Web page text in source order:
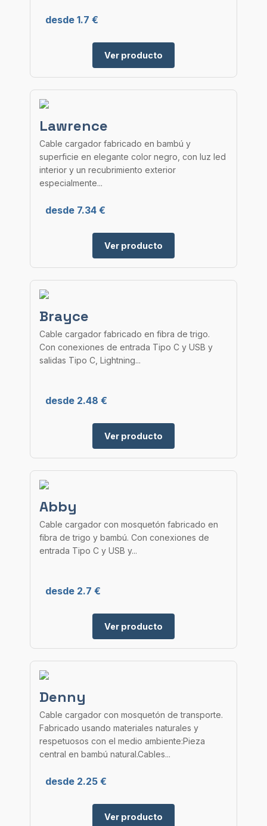
desde 1.7 €
Ver producto
Lawrence
Cable cargador fabricado en bambú y
superficie en elegante color negro, con luz led
interior y un recubrimiento exterior
especialmente...
desde 7.34 €
Ver producto
Brayce
Cable cargador fabricado en fibra de trigo.
Con conexiones de entrada Tipo C y USB y
salidas Tipo C, Lightning...
desde 2.48 €
Ver producto
Abby
Cable cargador con mosquetón fabricado en
fibra de trigo y bambú. Con conexiones de
entrada Tipo C y USB y...
desde 2.7 €
Ver producto
Denny
Cable cargador con mosquetón de transporte.
Fabricado usando materiales naturales y
respetuosos con el medio ambiente:Pieza
central en bambú natural.Cables...
desde 2.25 €
Ver producto